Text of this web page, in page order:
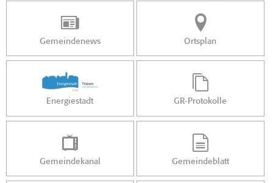
Gemeindenews Ortsplan
Energiestadt GR-Protokolle
Gemeindekanal Gemeindeblatt